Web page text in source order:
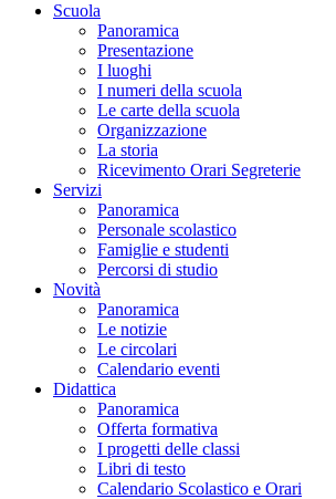
Scuola
Panoramica
Presentazione
I luoghi
I numeri della scuola
Le carte della scuola
Organizzazione
La storia
Ricevimento Orari Segreterie
Servizi
Panoramica
Personale scolastico
Famiglie e studenti
Percorsi di studio
Novità
Panoramica
Le notizie
Le circolari
Calendario eventi
Didattica
Panoramica
Offerta formativa
I progetti delle classi
Libri di testo
Calendario Scolastico e Orari